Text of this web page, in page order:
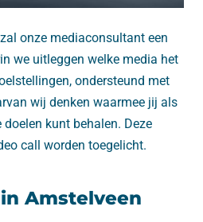
onze mediaconsultant een
we uitleggen welke media het
ondersteund met
wij denken waarmee jij als
kunt behalen. Deze
call worden toegelicht.
Amstelveen